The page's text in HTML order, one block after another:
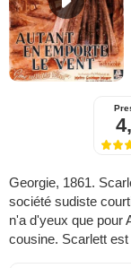
Georgie, 1861.
société sudiste
n'a d'yeux que pour
cousine. Scarlett